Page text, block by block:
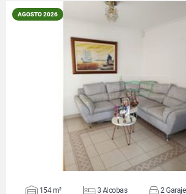
AGOSTO 2026
VER DETALLES
154 m² 3 Alcobas 2 Garaje